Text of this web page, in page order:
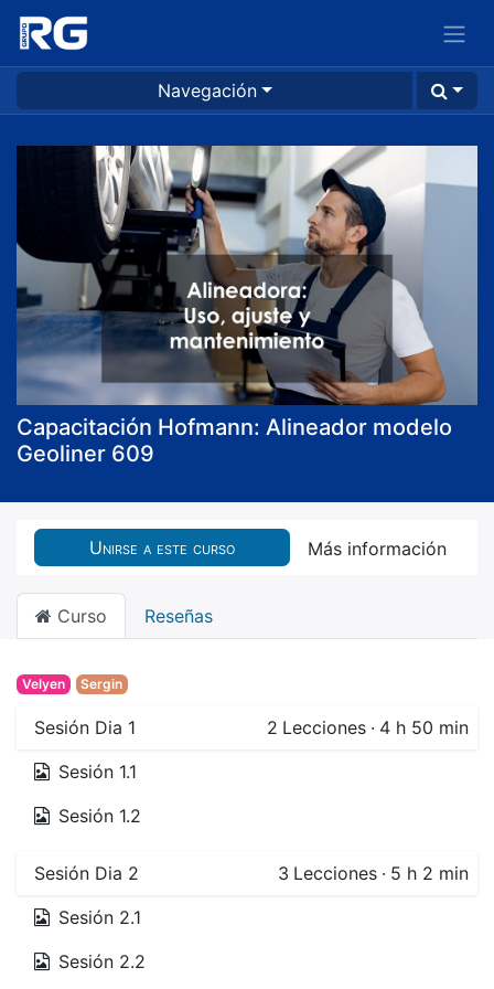
Navegación
Capacitación Hofmann: Alineador modelo
Geoliner 609
Unirse a este curso Más información
Curso Reseñas
Velyen Sergin
Sesión Dia 1 2 Lecciones · 4 h 50 min
Sesión 1.1
Sesión 1.2
Sesión Dia 2 3 Lecciones · 5 h 2 min
Sesión 2.1
Sesión 2.2